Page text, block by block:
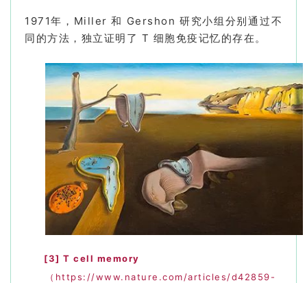
1971年，Miller 和 Gershon 研究小组分别通过不
同的方法，独立证明了 T 细胞免疫记忆的存在。
[3] T cell memory
（https://www.nature.com/articles/d42859-